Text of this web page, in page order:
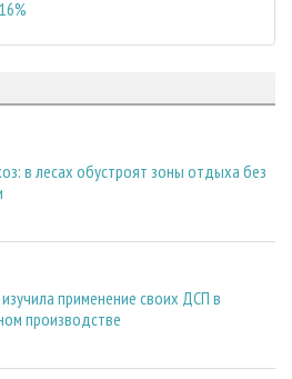
в лесах обустроят зоны отдыха без
изучила применение своих ДСП в
производстве